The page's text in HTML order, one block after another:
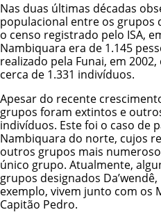
Nas duas últimas décadas
populacional entre os grupos
o censo registrado pelo ISA,
Nambiquara era de 1.145
realizado pela Funai, em
cerca de 1.331 indivíduos.
Apesar do recente
grupos foram extintos e
indivíduos. Este foi o caso de
Nambiquara do norte, cujos
outros grupos mais
único grupo. Atualmente,
grupos designados
exemplo, vivem junto com os
Capitão Pedro.